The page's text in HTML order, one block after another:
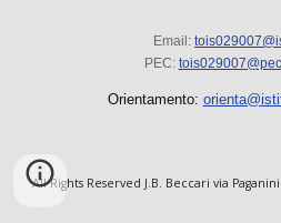
Email:
PEC:
Orientamento:
All Rights Reserved J.B. Beccari via